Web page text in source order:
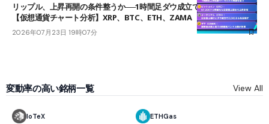
リップル、上昇再開の条件整うか──1時間足ダウ成立で1.185ドルを狙う
【仮想通貨チャート分析】XRP、BTC、ETH、ZAMA
2026年07月23日 19時07分
変動率の高い銘柄一覧 View All
IoTeX ETHGas